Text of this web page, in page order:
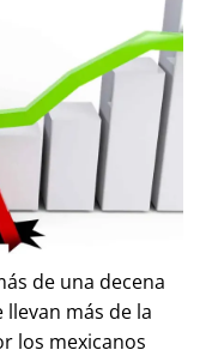
“U”
de una decena
más de la
los mexicanos